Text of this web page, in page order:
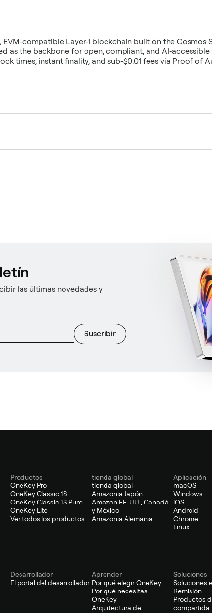
compatible Layer-1 blockchain built on the Cosmos
as the backbone for open, compliant, and AI-
times, instant finality, and sub-$0.01 fees via Proof of
las últimas novedades y
Suscribir
Productos
OneKey Pro
OneKey Classic 1S
OneKey Classic 1S Pure
OneKey Lite
Ver todos los productos
tienda global
tienda global
Amazonia Japón
Amazon EE. UU., Canadá
y México
Amazonia Alemania
Aplicación
macOS
Windows
iOS
Android
Chrome
Linux
Desarrollador
El portal del desarrollador
Aprender
Por qué elegir OneKey
Por qué necesitas
OneKey
Arquitectura de
Soluciones
Soluciones
Remisión
Productos
compartida